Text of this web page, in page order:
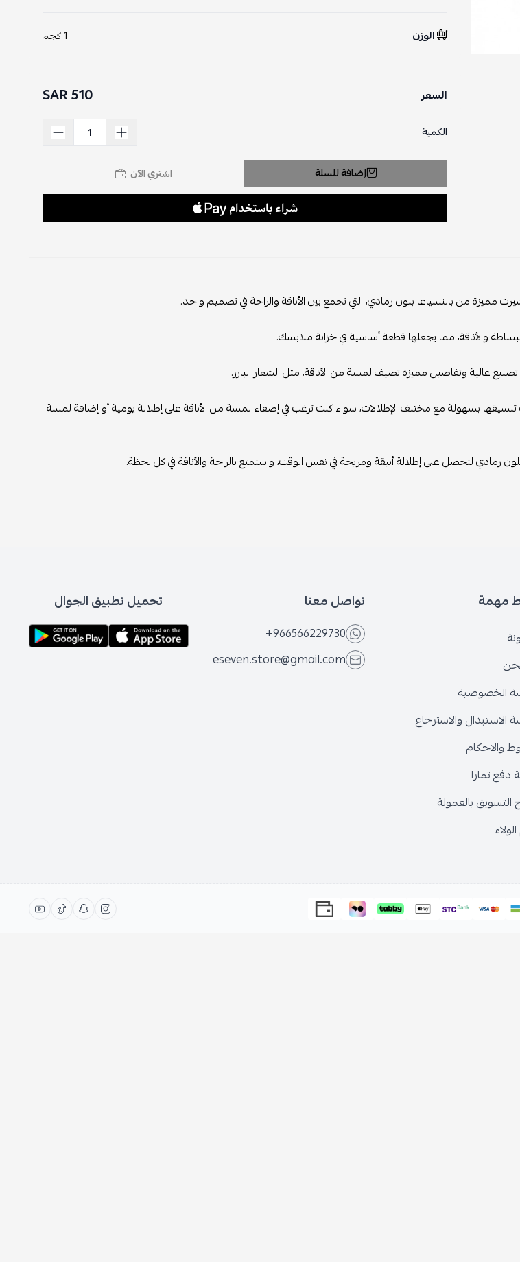
الوزن 1 كجم
السعر 510 SAR
الكمية
إضافة للسلة اشتري الآن
مميزة من بالنسياغا بلون رمادي، التي تجمع بين الأناقة والراحة في تصميم واحد.
والأناقة، مما يجعلها قطعة أساسية في خزانة ملابسك.
عالية وتفاصيل مميزة تضيف لمسة من الأناقة، مثل الشعار البارز.
تنسيقها بسهولة مع مختلف الإطلالات، سواء كنت ترغب في إضفاء لمسة من الأناقة على إطلالة يومية أو إضافة لمسة
رمادي لتحصل على إطلالة أنيقة ومريحة في نفس الوقت، واستمتع بالراحة والأناقة في كل لحظة.
مهمة
الخصوصية
الاستبدال والاسترجاع
والاحكام
تمارا
التسويق بالعمولة
تواصل معنا
+966566229730
eseven.store@gmail.com
تحميل تطبيق الجوال